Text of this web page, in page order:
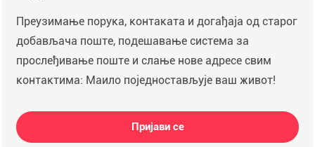
Преузимање порука, контаката и догађаја од старог
добављача поште, подешавање система за
прослеђивање поште и слање нове адресе свим
контактима: Маило поједностављује ваш живот!
Пријави се